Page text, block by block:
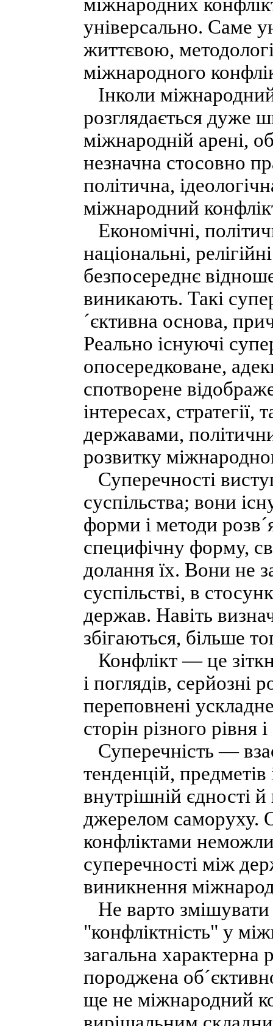
універсально. Саме
життєвою,
міжнародного
Інколи
розглядається дуже
міжнародній арені,
незначна стосовно
політична,
міжнародний
Економічні,
національні,
безпосереднє
виникають. Такі
´єктивна основа,
Реально існуючі
опосередковане,
спотворене
інтересах, стратегії,
державами,
розвитку
Суперечності
суспільства; вони
форми і методи
специфічну форму,
долання їх. Вони не
суспільстві, в
держав. Навіть
збігаються, більше
Конфлікт — це
і поглядів, серйозні
переповнені
сторін різного рівня
Суперечність —
тенденцій,
внутрішній єдності
джерелом саморуху.
конфліктами
суперечності між
виникнення
Не варто змішувати
"конфліктність" у
загальна характерна
породжена
ще не міжнародний